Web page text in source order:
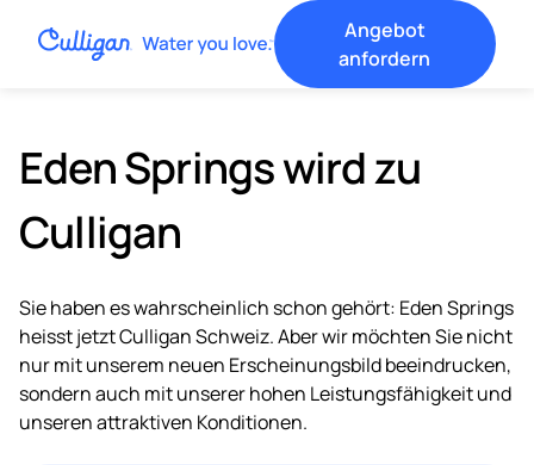
Angebot
anfordern
Eden Springs wird zu
Culligan
Sie haben es wahrscheinlich schon gehört: Eden Springs
heisst jetzt Culligan Schweiz. Aber wir möchten Sie nicht
nur mit unserem neuen Erscheinungsbild beeindrucken,
sondern auch mit unserer hohen Leistungsfähigkeit und
unseren attraktiven Konditionen.